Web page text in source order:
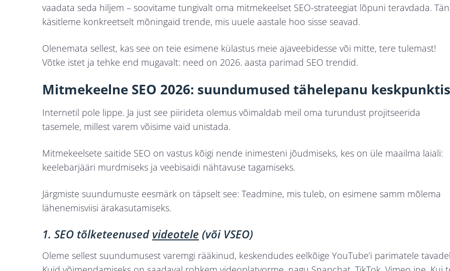
vaadata seda hiljem – soovitame tungivalt oma mitmekeelset SEO-strateegiat lõpuni teravdada.
käsitleme konkreetselt mõningaid trende, mis uuele aastale hoo sisse seavad.
Olenemata sellest, kas see on teie esimene külastus meie ajaveebidesse või mitte, tere tulemast!
Võtke istet ja tehke end mugavalt: need on 2026. aasta parimad SEO trendid.
Mitmekeelne SEO 2026: suundumused tähelepanu keskpunktis
Internetil pole lippe. Ja just see piirideta olemus võimaldab meil oma turundust projitseerida
tasemele, millest varem võisime vaid unistada.
Mitmekeelsete saitide SEO on vastus kõigi nende inimesteni jõudmiseks, kes on üle maailma laiali:
keelebarjääri murdmiseks ja veebisaidi nähtavuse tagamiseks.
Järgmiste suundumuste eesmärk on täpselt see: Teadmine, mis tuleb, on esimene samm mõlema
lähenemisviisi ärakasutamiseks.
1. SEO tõlketeenused videotele (või VSEO)
Oleme sellest suundumusest varemgi rääkinud, keskendudes eelkõige YouTube’i parimatele